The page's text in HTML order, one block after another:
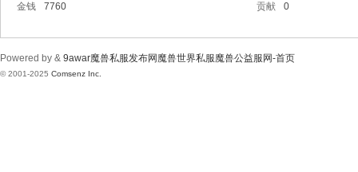
金钱
7760 贡献 0
Powered by & 9awar魔兽私服发布网魔兽世界私服魔兽公益服网-首页
© 2001-2025 Comsenz Inc.